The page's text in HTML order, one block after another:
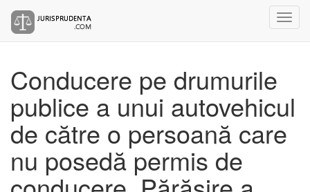
Conducere pe drumurile
publice a unui autovehicul
de către o persoană care
nu posedă permis de